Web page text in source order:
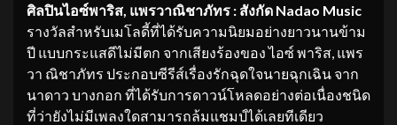
ศิลปินไอซ์พาริส, แพรวาณิชาภัทร : สังกัด Nadao Music
รางวัลสำหรับเมโลดี้ที่ได้รับความนิยมอย่างยาวนานข้าม
ปี แบบกระแสดีไม่มีตก จากเสียงร้องของ ไอซ์ พาริส, แพร
วา ณิชาภัทร ประกอบซีรีส์เรื่องรักฉุดใจนายฉุกเฉิน จาก
นาดาว บางกอก ที่ได้รับการดาวน์โหลดอย่างต่อเนื่องชนิด
ที่ว่ายังไม่มีเพลงใดสามารถล้มแชมป์ได้เลยทีเดียว